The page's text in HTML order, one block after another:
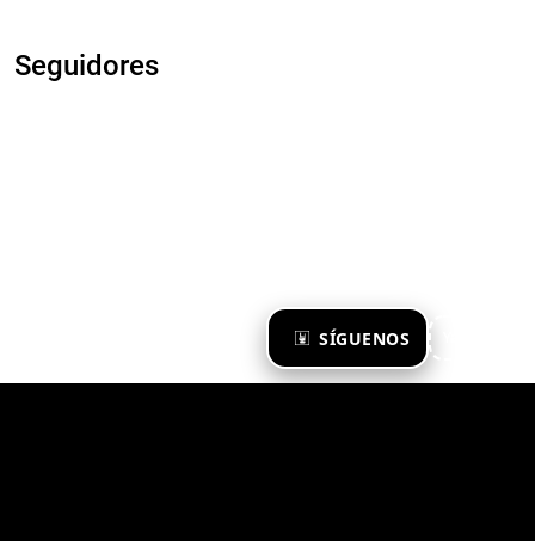
SÍGUENOS
Seguidores